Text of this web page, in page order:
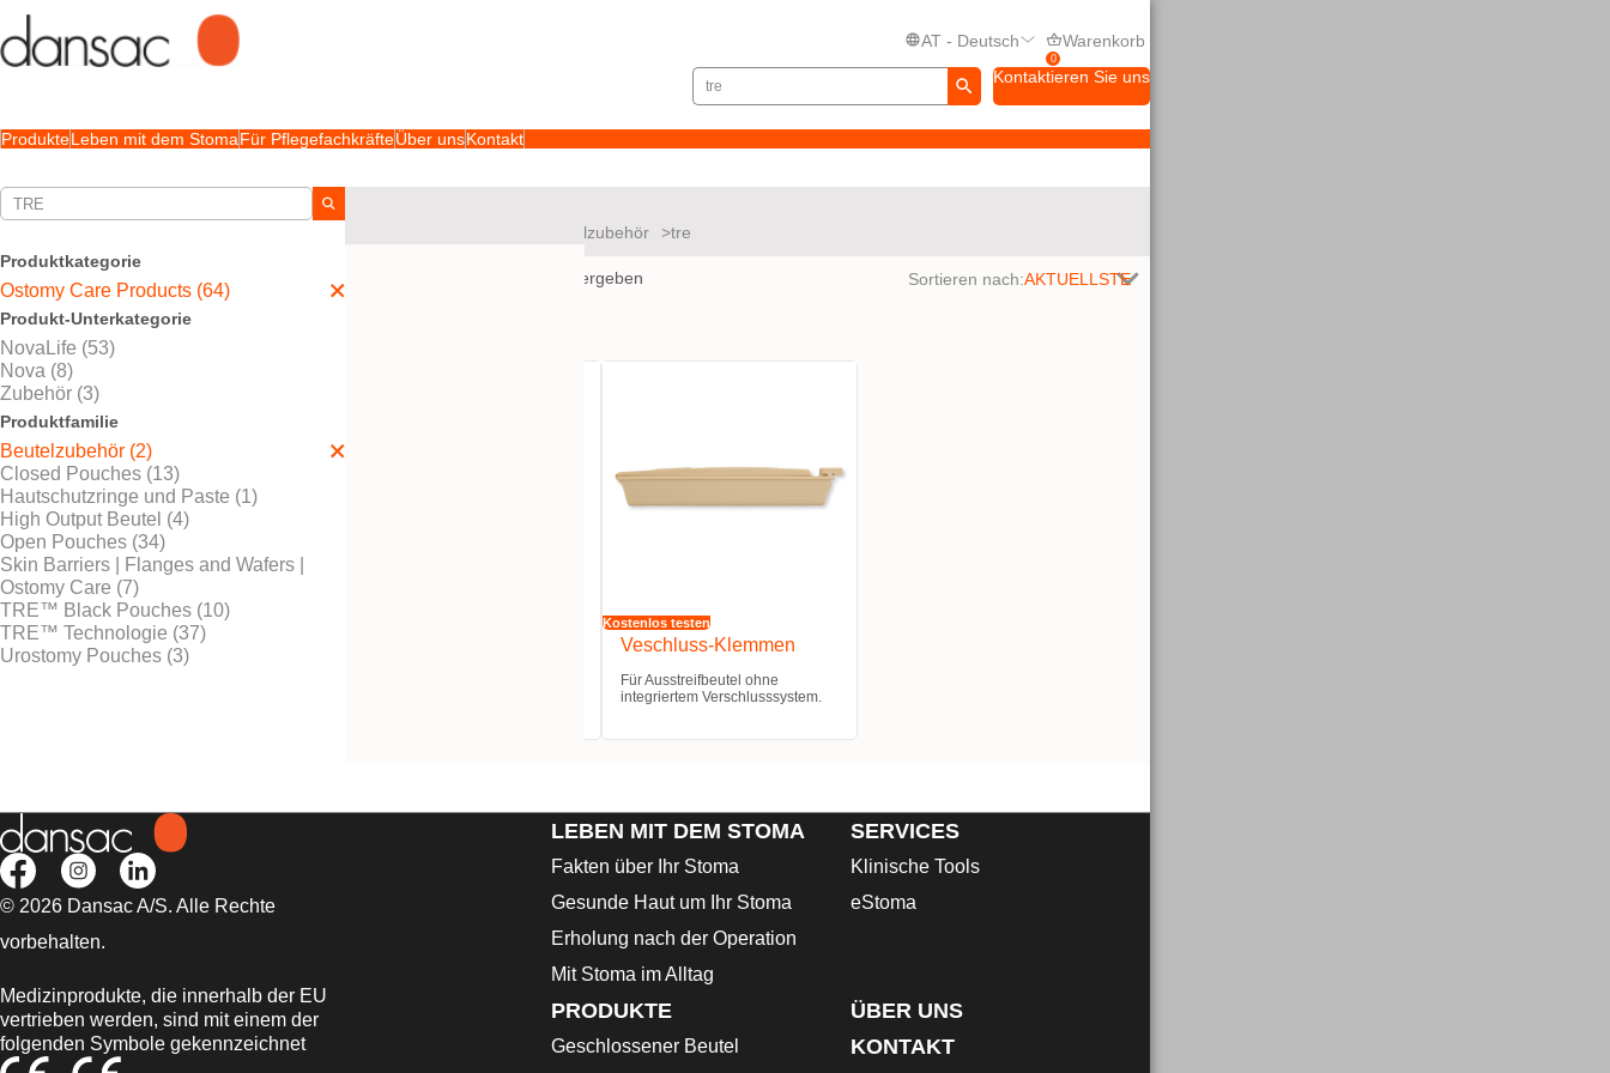
AT - Deutsch
0
Warenkorb
Kontaktieren Sie uns
ProdukteLeben mit dem StomaFür PflegefachkräfteÜber unsKontakt
Produktkategorie
Ostomy Care Products (64)
Produkt-Unterkategorie
NovaLife (53)
Nova (8)
Zubehör (3)
Produktfamilie
Beutelzubehör (2)
Closed Pouches (13)
Hautschutzringe und Paste (1)
High Output Beutel (4)
Open Pouches (34)
Skin Barriers | Flanges and Wafers |
Ostomy Care (7)
TRE™ Black Pouches (10)
TRE™ Technologie (37)
Urostomy Pouches (3)
Beutelzubehör tre
Ergebnisse ergeben Sortieren nach:
Kostenlos testen
Veschluss-Klemmen
Für Ausstreifbeutel ohne
integriertem Verschlusssystem.
© 2026 Dansac A/S. Alle Rechte
vorbehalten.
Medizinprodukte, die innerhalb der EU
vertrieben werden, sind mit einem der
folgenden Symbole gekennzeichnet
LEBEN MIT DEM STOMA
Fakten über Ihr Stoma
Gesunde Haut um Ihr Stoma
Erholung nach der Operation
Mit Stoma im Alltag
SERVICES
Klinische Tools
eStoma
PRODUKTE
Geschlossener Beutel
ÜBER UNS
KONTAKT